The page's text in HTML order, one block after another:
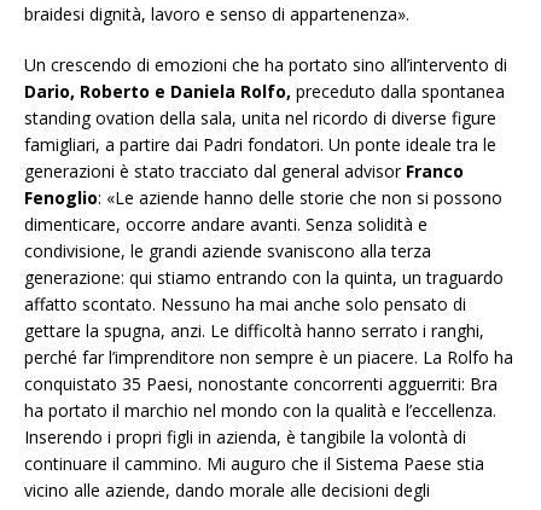
braidesi dignità, lavoro e senso di appartenenza».
Un crescendo di emozioni che ha portato sino all’intervento di
Dario, Roberto e Daniela Rolfo, preceduto dalla spontanea
standing ovation della sala, unita nel ricordo di diverse figure
famigliari, a partire dai Padri fondatori. Un ponte ideale tra le
generazioni è stato tracciato dal general advisor Franco
Fenoglio: «Le aziende hanno delle storie che non si possono
dimenticare, occorre andare avanti. Senza solidità e
condivisione, le grandi aziende svaniscono alla terza
generazione: qui stiamo entrando con la quinta, un traguardo
affatto scontato. Nessuno ha mai anche solo pensato di
gettare la spugna, anzi. Le difficoltà hanno serrato i ranghi,
perché far l’imprenditore non sempre è un piacere. La Rolfo ha
conquistato 35 Paesi, nonostante concorrenti agguerriti: Bra
ha portato il marchio nel mondo con la qualità e l’eccellenza.
Inserendo i propri figli in azienda, è tangibile la volontà di
continuare il cammino. Mi auguro che il Sistema Paese stia
vicino alle aziende, dando morale alle decisioni degli